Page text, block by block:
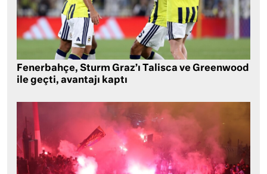
Fenerbahçe, Sturm Graz’ı Talisca ve Greenwood
ile geçti, avantajı kaptı